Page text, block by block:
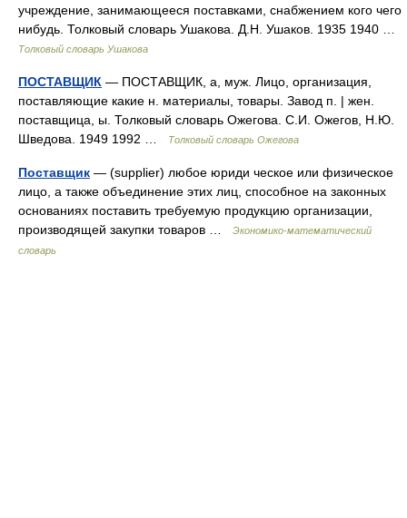
учреждение, занимающееся поставками, снабжением кого чего
нибудь. Толковый словарь Ушакова. Д.Н. Ушаков. 1935 1940 …
Толковый словарь Ушакова
ПОСТАВЩИК — ПОСТАВЩИК, а, муж. Лицо, организация,
поставляющие какие н. материалы, товары. Завод п. | жен.
поставщица, ы. Толковый словарь Ожегова. С.И. Ожегов, Н.Ю.
Шведова. 1949 1992 …
Толковый словарь Ожегова
Поставщик — (supplier) любое юриди ческое или физическое
лицо, а также объединение этих лиц, способное на законных
основаниях поставить требуемую продукцию организации,
производящей закупки товаров …
Экономико-математический
словарь